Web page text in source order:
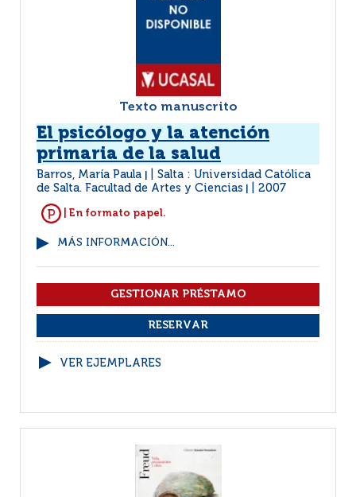
Texto manuscrito
El psicólogo y la atención
primaria de la salud
Barros, María Paula
Salta : Universidad Católica
de Salta. Facultad de Artes y Ciencias
2007
| En formato papel.
MÁS INFORMACIÓN...
VER EJEMPLARES